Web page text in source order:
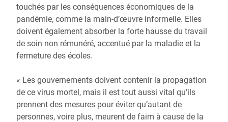
touchés par les conséquences économiques de la
pandémie, comme la main-d’œuvre informelle. Elles
doivent également absorber la forte hausse du travail
de soin non rémunéré, accentué par la maladie et la
fermeture des écoles.
« Les gouvernements doivent contenir la propagation
de ce virus mortel, mais il est tout aussi vital qu’ils
prennent des mesures pour éviter qu’autant de
personnes, voire plus, meurent de faim à cause de la